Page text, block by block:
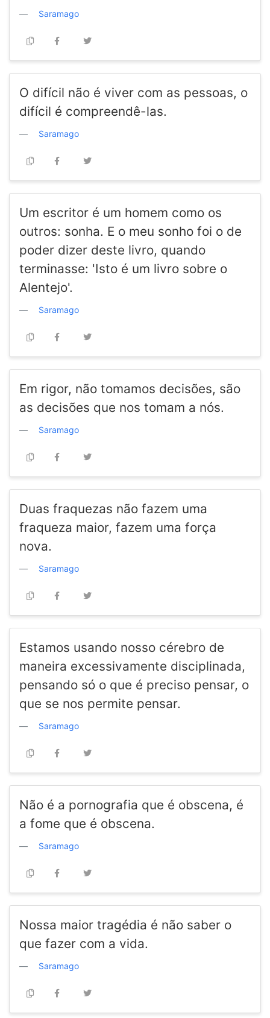
Saramago
O difícil não é viver com as pessoas, o
difícil é compreendê-las.
Saramago
Um escritor é um homem como os
outros: sonha. E o meu sonho foi o de
poder dizer deste livro, quando
terminasse: 'Isto é um livro sobre o
Alentejo'.
Saramago
Em rigor, não tomamos decisões, são
as decisões que nos tomam a nós.
Saramago
Duas fraquezas não fazem uma
fraqueza maior, fazem uma força
nova.
Saramago
Estamos usando nosso cérebro de
maneira excessivamente disciplinada,
pensando só o que é preciso pensar, o
que se nos permite pensar.
Saramago
Não é a pornografia que é obscena, é
a fome que é obscena.
Saramago
Nossa maior tragédia é não saber o
que fazer com a vida.
Saramago